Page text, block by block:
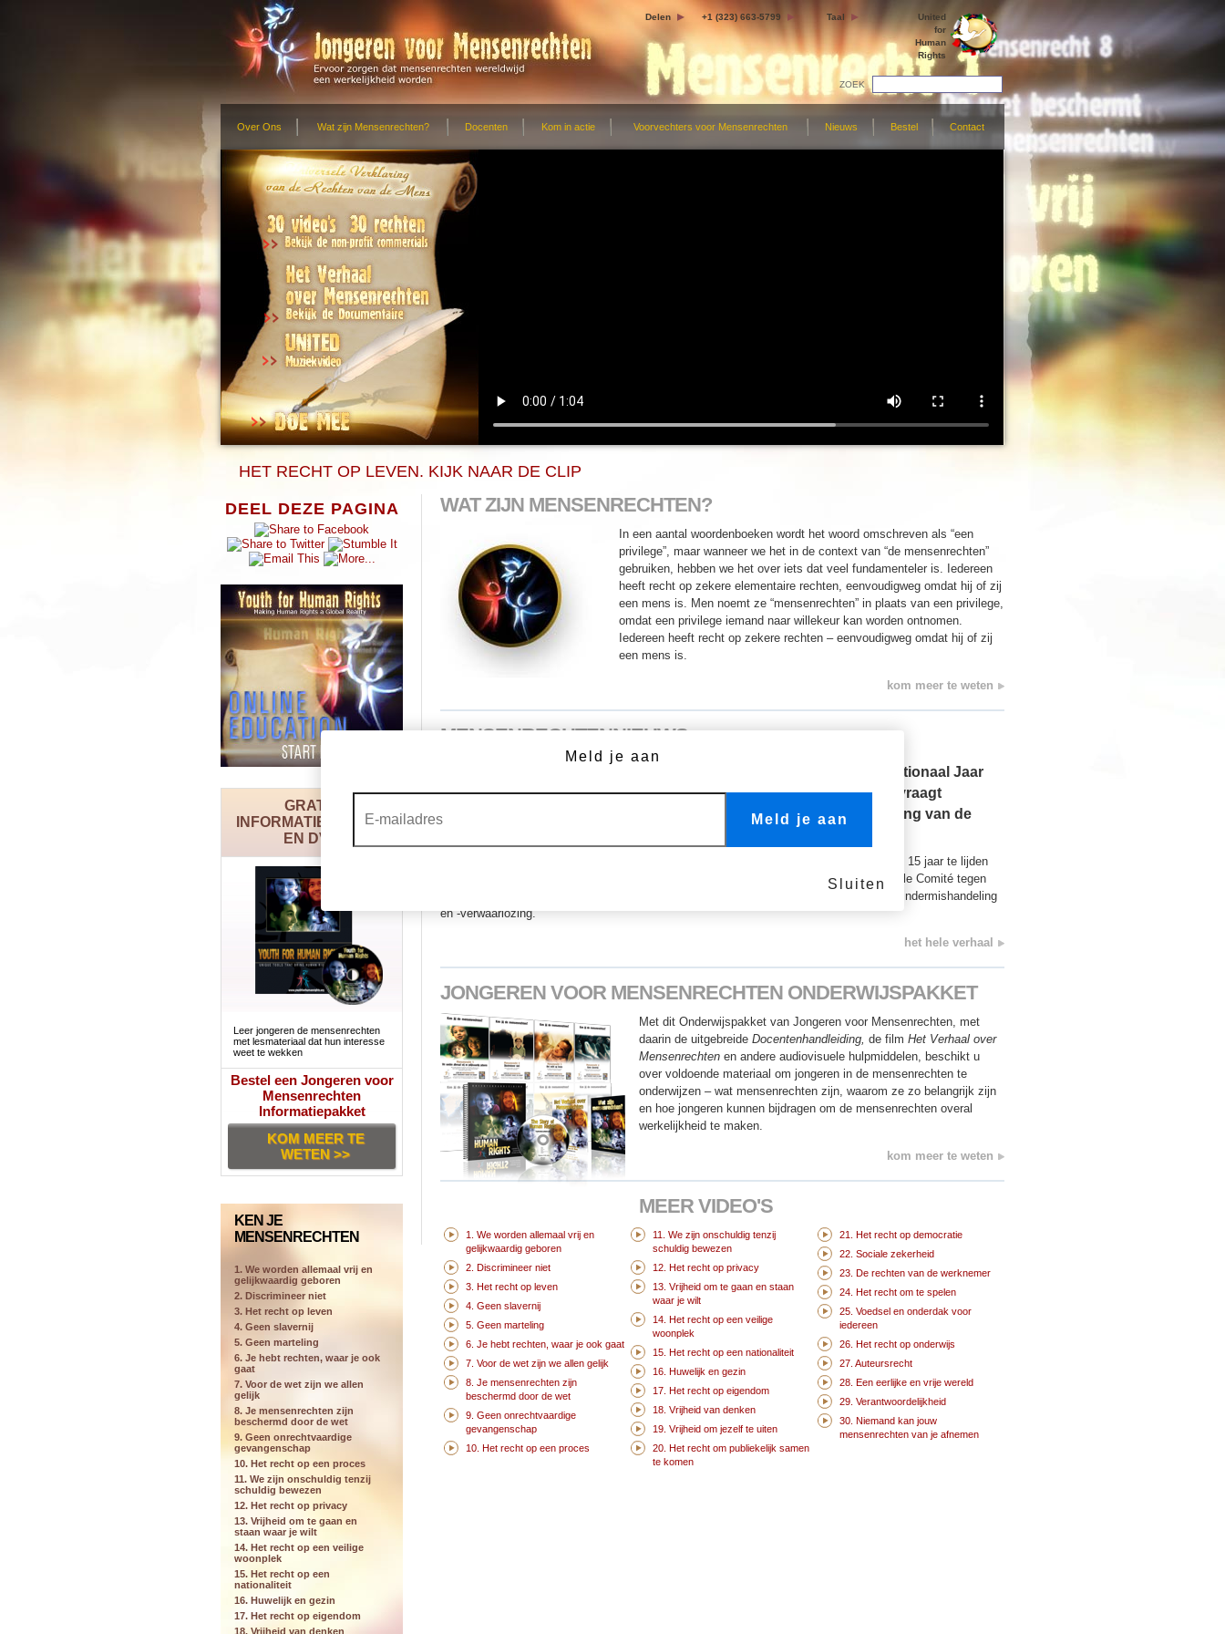
Delen +1 (323) 663-5799 Taal
United
for
Human
Rights
ZOEK
Over Ons Wat zijn Mensenrechten? Docenten Kom in actie Voorvechters voor Mensenrechten Nieuws Bestel Contact
HET RECHT OP LEVEN. KIJK NAAR DE CLIP
DEEL DEZE PAGINA
GRATIS
INFORMATIEPAKKET
EN DVD
Leer jongeren de mensenrechten
met lesmateriaal dat hun interesse
weet te wekken
Bestel een Jongeren voor
Mensenrechten
Informatiepakket
KOM MEER TE
WETEN >>
KEN JE
MENSENRECHTEN
1. We worden allemaal vrij en
gelijkwaardig geboren
2. Discrimineer niet
3. Het recht op leven
4. Geen slavernij
5. Geen marteling
6. Je hebt rechten, waar je ook
gaat
7. Voor de wet zijn we allen
gelijk
8. Je mensenrechten zijn
beschermd door de wet
9. Geen onrechtvaardige
gevangenschap
10. Het recht op een proces
11. We zijn onschuldig tenzij
schuldig bewezen
12. Het recht op privacy
13. Vrijheid om te gaan en
staan waar je wilt
14. Het recht op een veilige
woonplek
15. Het recht op een
nationaliteit
16. Huwelijk en gezin
17. Het recht op eigendom
18. Vrijheid van denken
WAT ZIJN MENSENRECHTEN?
In een aantal woordenboeken wordt het woord omschreven als “een
privilege”, maar wanneer we het in de context van “de mensenrechten”
gebruiken, hebben we het over iets dat veel fundamenteler is. Iedereen
heeft recht op zekere elementaire rechten, eenvoudigweg omdat hij of zij
een mens is. Men noemt ze “mensenrechten” in plaats van een privilege,
omdat een privilege iemand naar willekeur kan worden ontnomen.
Iedereen heeft recht op zekere rechten – eenvoudigweg omdat hij of zij
een mens is.
kom meer te weten
MENSENRECHTENNIEUWS
80-dagen tournee ter ere van “Het Internationaal Jaar
van de Jeugd” van de Verenigde Naties, vraagt
aandacht voor de wijdverspreide schending van de
Volgens UNICEF hebben 40 miljoen kinderen onder de 15 jaar te lijden
van mishandeling en verwaarlozing, terwijl het Nationale Comité tegen
Kindermishandeling van de VS elk jaar drie miljoen nieuwe meldingen binnenkrijgt van kindermishandeling
en -verwaarlozing.
het hele verhaal
JONGEREN VOOR MENSENRECHTEN ONDERWIJSPAKKET
Met dit Onderwijspakket van Jongeren voor Mensenrechten, met
daarin de uitgebreide Docentenhandleiding, de film Het Verhaal over
Mensenrechten en andere audiovisuele hulpmiddelen, beschikt u
over voldoende materiaal om jongeren in de mensenrechten te
onderwijzen – wat mensenrechten zijn, waarom ze zo belangrijk zijn
en hoe jongeren kunnen bijdragen om de mensenrechten overal
werkelijkheid te maken.
kom meer te weten
MEER VIDEO'S
1. We worden allemaal vrij en
gelijkwaardig geboren
2. Discrimineer niet
3. Het recht op leven
4. Geen slavernij
5. Geen marteling
6. Je hebt rechten, waar je ook gaat
7. Voor de wet zijn we allen gelijk
8. Je mensenrechten zijn
beschermd door de wet
9. Geen onrechtvaardige
gevangenschap
10. Het recht op een proces
11. We zijn onschuldig tenzij
schuldig bewezen
12. Het recht op privacy
13. Vrijheid om te gaan en staan
waar je wilt
14. Het recht op een veilige
woonplek
15. Het recht op een nationaliteit
16. Huwelijk en gezin
17. Het recht op eigendom
18. Vrijheid van denken
19. Vrijheid om jezelf te uiten
20. Het recht om publiekelijk samen
te komen
21. Het recht op democratie
22. Sociale zekerheid
23. De rechten van de werknemer
24. Het recht om te spelen
25. Voedsel en onderdak voor
iedereen
26. Het recht op onderwijs
27. Auteursrecht
28. Een eerlijke en vrije wereld
29. Verantwoordelijkheid
30. Niemand kan jouw
mensenrechten van je afnemen
Meld je aan
Meld je aan
Sluiten